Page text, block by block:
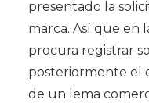
presentado la
marca. Así que en
procura registrar
posteriormente el
de un lema